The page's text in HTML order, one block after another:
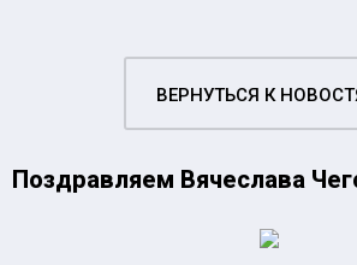
ВЕРНУТЬСЯ К
Поздравляем Вячеслава